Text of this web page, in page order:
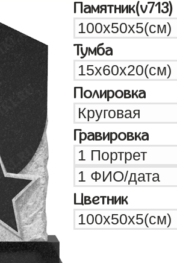
Памятник(v713)
Тумба
Полировка
Гравировка
Цветник